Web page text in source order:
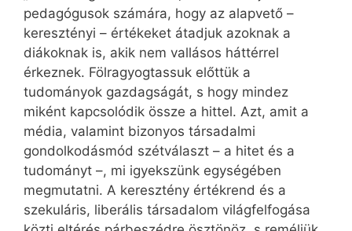
pedagógusok számára, hogy az alapvető –
keresztényi – értékeket átadjuk azoknak a
diákoknak is, akik nem vallásos háttérrel
érkeznek. Fölragyogtassuk előttük a
tudományok gazdagságát, s hogy mindez
miként kapcsolódik össze a hittel. Azt, amit a
média, valamint bizonyos társadalmi
gondolkodásmód szétválaszt – a hitet és a
tudományt –, mi igyekszünk egységében
megmutatni. A keresztény értékrend és a
szekuláris, liberális társadalom világfelfogása